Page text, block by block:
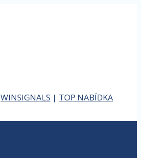
WINSIGNALS | TOP NABÍDKA